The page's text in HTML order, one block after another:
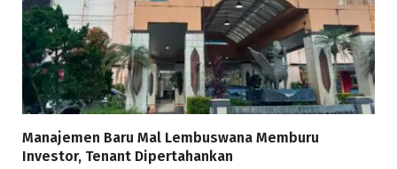
Manajemen Baru Mal Lembuswana Memburu
Investor, Tenant Dipertahankan